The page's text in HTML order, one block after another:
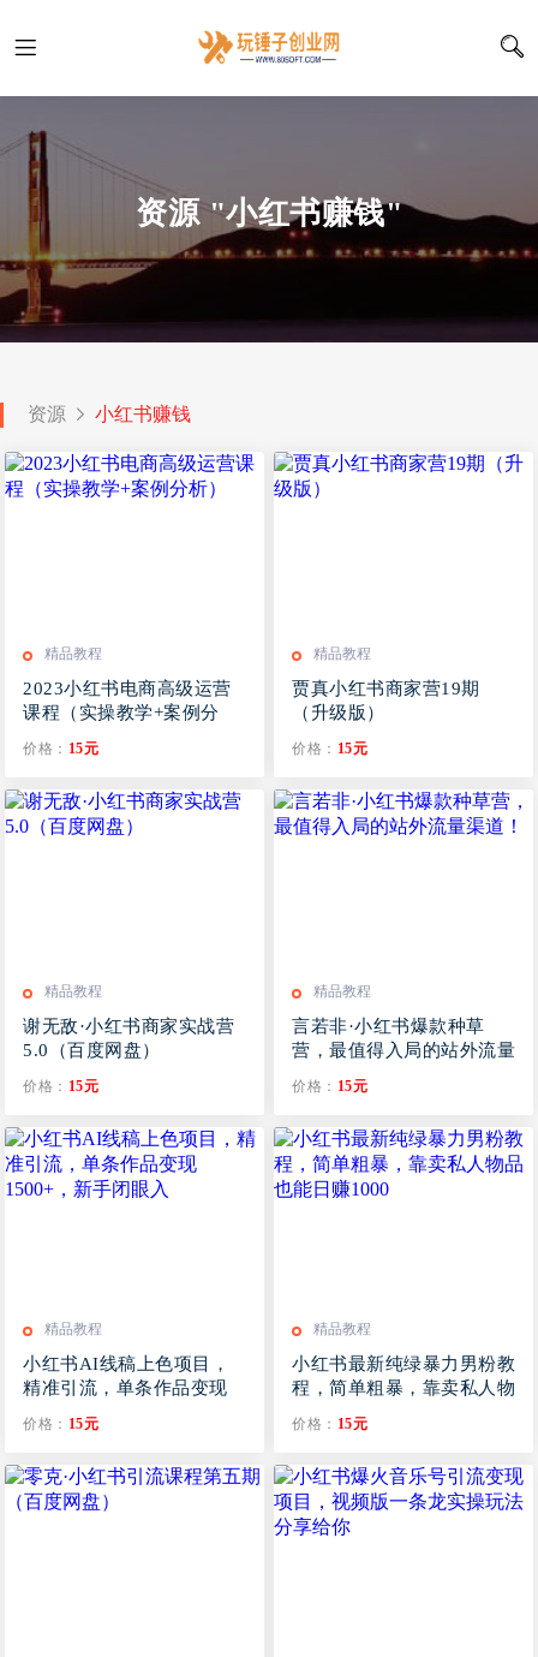
资源 "小红书赚钱"
资源 小红书赚钱
精品教程
2023小红书电商高级运营
课程（实操教学+案例分
价格： 15元
精品教程
贾真小红书商家营19期
（升级版）
价格： 15元
精品教程
谢无敌·小红书商家实战营
5.0（百度网盘）
价格： 15元
精品教程
言若非·小红书爆款种草
营，最值得入局的站外流量
价格： 15元
精品教程
小红书AI线稿上色项目，
精准引流，单条作品变现
价格： 15元
精品教程
小红书最新纯绿暴力男粉教
程，简单粗暴，靠卖私人物
价格： 15元